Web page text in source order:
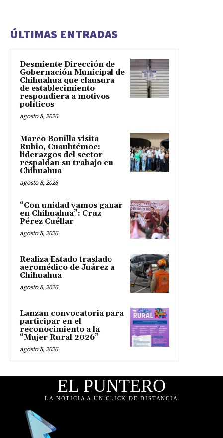
ÚLTIMAS ENTRADAS
Desmiente Dirección de
Gobernación Municipal de
Chihuahua que clausura
de establecimiento
respondiera a motivos
políticos
agosto 8, 2026
Marco Bonilla visita
Rubio, Cuauhtémoc:
liderazgos del sector
respaldan su trabajo en
Chihuahua
agosto 8, 2026
“Con unidad vamos ganar
en Chihuahua”: Cruz
Pérez Cuéllar
agosto 8, 2026
Realiza Estado traslado
aeromédico de Juárez a
Chihuahua
agosto 8, 2026
Lanzan convocatoria para
participar en el
reconocimiento a la
“Mujer Rural 2026”
agosto 8, 2026
EL PUNTERO
LA NOTICIA A UN CLICK DE DISTANCIA